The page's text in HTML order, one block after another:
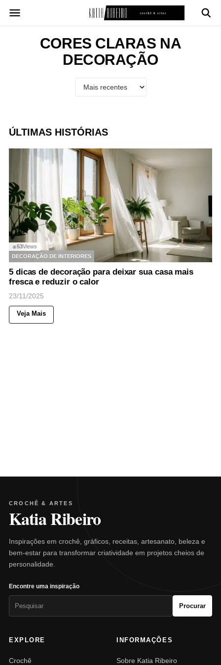
para
CORES CLARAS NA
DECORAÇÃO
ÚLTIMAS HISTÓRIAS
◉53Views
DECORAÇÃO DE INTERIORES
5 dicas de decoração para deixar sua casa mais
fresca e reduzir o calor
23/11/2025
Veja Mais
CROCHÊ & ARTES
Katia Ribeiro
Inspirações em crochê, gráficos, receitas, artesanato, beleza e
bem-estar para transformar criatividade em projetos cheios de
personalidade.
Encontre uma inspiração
Procurar
EXPLORE
Crochê
INFORMAÇÕES
Sobre Katia Ribeiro